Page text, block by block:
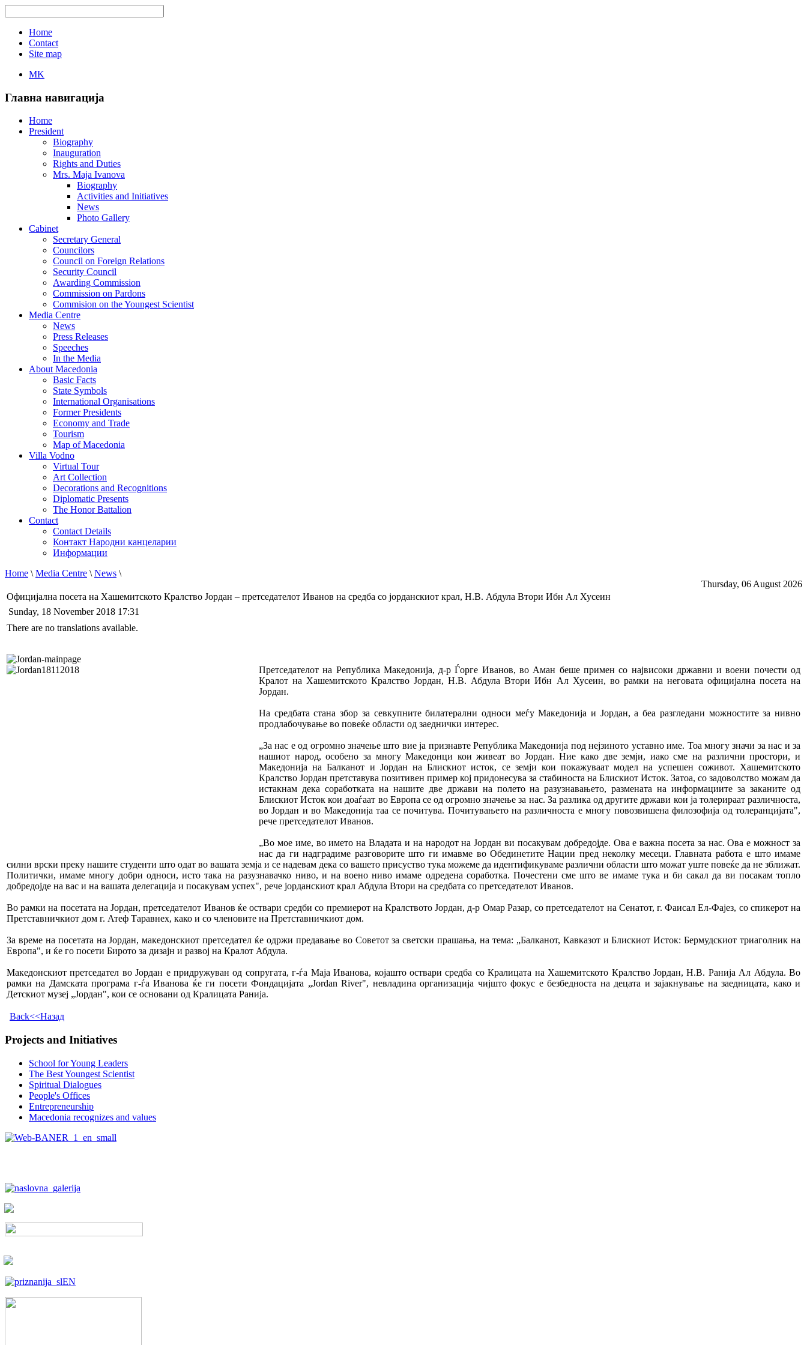
Home
Contact
Site map
MK
Главна навигација
Home
President
Biography
Inauguration
Rights and Duties
Mrs. Maja Ivanova
Biography
Activities and Initiatives
News
Photo Gallery
Cabinet
Secretary General
Councilors
Council on Foreign Relations
Security Council
Awarding Commission
Commission on Pardons
Commision on the Youngest Scientist
Media Centre
News
Press Releases
Speeches
In the Media
About Macedonia
Basic Facts
State Symbols
International Organisations
Former Presidents
Economy and Trade
Tourism
Map of Macedonia
Villa Vodno
Virtual Tour
Art Collection
Decorations and Recognitions
Diplomatic Presents
The Honor Battalion
Contact
Contact Details
Контакт Народни канцеларии
Информации
Home \Media Centre \News \
Thursday, 06 August 2026
Официјална посета на Хашемитското Кралство Јордан – претседателот Иванов на средба со јорданскиот крал, Н.В. Абдула Втори Ибн Ал Хусеин
Sunday, 18 November 2018 17:31
There are no translations available.
Претседателот на Република Македонија, д-р Ѓорге Иванов, во Аман беше примен со највисоки државни и воени почести од
Кралот на Хашемитското Кралство Јордан, Н.В. Абдула Втори Ибн Ал Хусеин, во рамки на неговата официјална посета на
Јордан.
На средбата стана збор за севкупните билатерални односи меѓу Македонија и Јордан, а беа разгледани можностите за нивно
продлабочување во повеќе области од заеднички интерес.
„За нас е од огромно значење што вие ја признавте Република Македонија под нејзиното уставно име. Тоа многу значи за нас и за
нашиот народ, особено за многу Македонци кои живеат во Јордан. Ние како две земји, иако сме на различни простори, и
Македонија на Балканот и Јордан на Блискиот исток, се земји кои покажуваат модел на успешен соживот. Хашемитското
Кралство Јордан претставува позитивен пример кој придонесува за стабиноста на Блискиот Исток. Затоа, со задоволство можам да
истакнам дека соработката на нашите две држави на полето на разузнавањето, размената на информациите за заканите од
Блискиот Исток кои доаѓаат во Европа се од огромно значење за нас. За разлика од другите држави кои ја толерираат различноста,
во Јордан и во Македонија таа се почитува. Почитувањето на различноста е многу повозвишена филозофија од толеранцијата",
рече претседателот Иванов.
„Во мое име, во името на Владата и на народот на Јордан ви посакувам добредојде. Ова е важна посета за нас. Ова е можност за
нас да ги надградиме разговорите што ги имавме во Обединетите Нации пред неколку месеци. Главната работа е што имаме
силни врски преку нашите студенти што одат во вашата земја и се надевам дека со вашето присуство тука можеме да идентификуваме различни области што можат уште повеќе да не зближат.
Политички, имаме многу добри односи, исто така на разузнавачко ниво, и на воено ниво имаме oдредена соработка. Почестени сме што ве имаме тука и би сакал да ви посакам топло
добредојде на вас и на вашата делегација и посакувам успех", рече јорданскиот крал Абдула Втори на средбата со претседателот Иванов.
Во рамки на посетата на Јордан, претседателот Иванов ќе оствари средби со премиерот на Кралството Јордан, д-р Омар Разар, со претседателот на Сенатот, г. Фаисал Ел-Фајез, со спикерот на
Претставничкиот дом г. Атеф Таравнех, како и со членовите на Претставничкиот дом.
За време на посетата на Јордан, македонскиот претседател ќе одржи предавање во Советот за светски прашања, на тема: „Балканот, Кавказот и Блискиот Исток: Бермудскиот триаголник на
Европа", и ќе го посети Бирото за дизајн и развој на Кралот Абдула.
Македонскиот претседател во Јордан е придружуван од сопругата, г-ѓа Маја Иванова, којашто оствари средба со Кралицата на Хашемитското Кралство Јордан, Н.В. Ранија Ал Абдула. Во
рамки на Дамската програма г-ѓа Иванова ќе ги посети Фондацијата „Jordan River", невладина организација чијшто фокус е безбедноста на децата и зајакнување на заедницата, како и
Детскиот музеј „Јордан", кои се основани од Кралицата Ранија.
Back<<Назад
Projects and Initiatives
School for Young Leaders
The Best Youngest Scientist
Spiritual Dialogues
People's Offices
Entrepreneurship
Macedonia recognizes and values